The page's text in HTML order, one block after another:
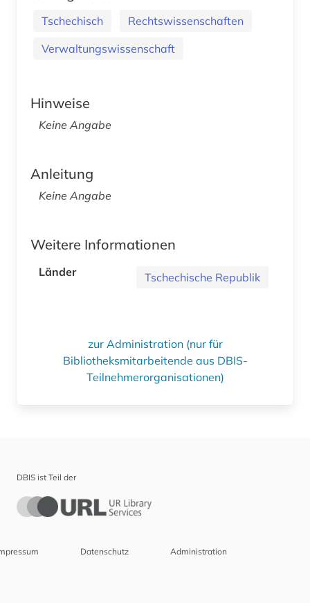
Tschechisch
Rechtswissenschaften
Verwaltungswissenschaft
Hinweise
Keine Angabe
Anleitung
Keine Angabe
Weitere Informationen
Länder Tschechische Republik
zur Administration (nur für
Bibliotheksmitarbeitende aus DBIS-
Teilnehmerorganisationen)
DBIS ist Teil der
Datenschutz Administration